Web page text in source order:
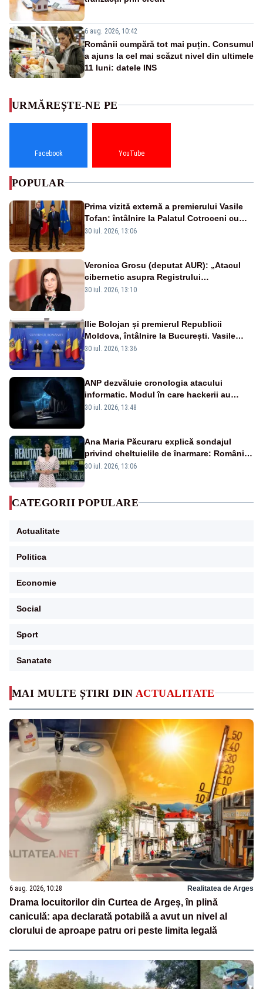
6 aug. 2026, 10:42
Românii cumpără tot mai puțin. Consumul
a ajuns la cel mai scăzut nivel din ultimele
11 luni: datele INS
MAI MULTE ȘTIRI DIN ACTUALITATE
6 aug. 2026, 10:28 Realitatea de Arges
Drama locuitorilor din Curtea de Argeș, în plină
caniculă: apa declarată potabilă a avut un nivel al
clorului de aproape patru ori peste limita legală
URMĂREȘTE-NE PE
Facebook YouTube
POPULAR
Prima vizită externă a premierului Vasile
Tofan: întâlnire la Palatul Cotroceni cu
președintele Nicușor Dan
30 iul. 2026, 13:06
Veronica Grosu (deputat AUR): „Atacul
cibernetic asupra Registrului
Proprietăților transmite un semnal de
30 iul. 2026, 13:10
Ilie Bolojan și premierul Republicii
Moldova, întâlnire la București. Vasile
Tofan, primit cu onoruri militare
30 iul. 2026, 13:36
ANP dezvăluie cronologia atacului
informatic. Modul în care hackerii au
pătruns în rețea rămâne necunoscut
30 iul. 2026, 13:48
Ana Maria Păcuraru explică sondajul
privind cheltuielile de înarmare: Românii
cer transparență în achiziții și un echilibru
30 iul. 2026, 13:06
CATEGORII POPULARE
Actualitate
Politica
Economie
Social
Sport
Sanatate